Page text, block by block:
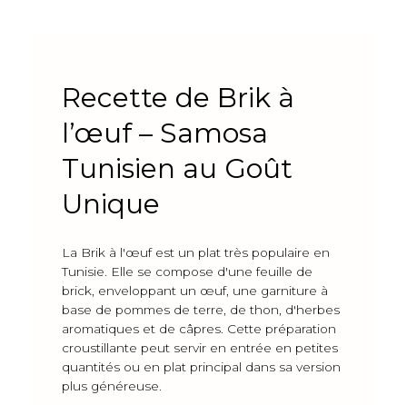
Recette de Brik à
l’œuf – Samosa
Tunisien au Goût
Unique
La Brik à l'œuf est un plat très populaire en
Tunisie. Elle se compose d'une feuille de
brick, enveloppant un œuf, une garniture à
base de pommes de terre, de thon, d'herbes
aromatiques et de câpres. Cette préparation
croustillante peut servir en entrée en petites
quantités ou en plat principal dans sa version
plus généreuse.